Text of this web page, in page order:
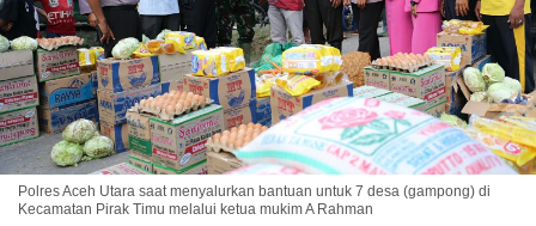
Polres Aceh Utara saat menyalurkan bantuan untuk 7 desa (gampong) di
Kecamatan Pirak Timu melalui ketua mukim A Rahman